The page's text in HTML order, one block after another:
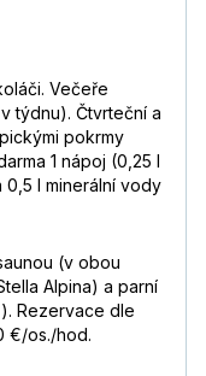
Večeře
týdnu). Čtvrteční a
pokrmy
1 nápoj (0,25 l
0,5 l minerální vody
(v obou
Alpina) a parní
Rezervace dle
€/os./hod.